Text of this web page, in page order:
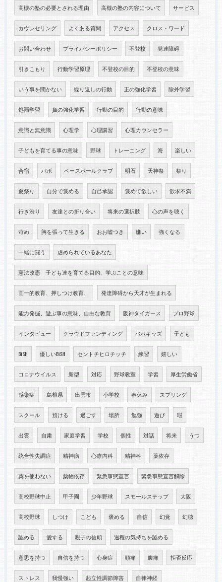
高槻の塾の必要とされる理由 高槻の塾の内容について サービス
カウンセリング よくある質問 アクセス クロス・ワード
お問い合わせ プライバシーポリシー 不登校 発達障碍
引きこもり 行動学習原理 不登校の目的 不登校の意味
いう事を聞かない 繰り返しの行動 正の強化学習 除外学習
処罰学習 負の強化学習 行動の目的 行動の意味
意識と無意識 心理学 心理講習 心理カウンセラー
子どもを育てる事の意味 野球 トレーニング 海 楽しい
合宿 バボ ベースボールクラブ 明石 天神祭 祭り
夏祭り 自分で褒める 自己承認 褒めて欲しい 欲求不満
行き渋り 友達との折り合い 将来の選択肢 心の声を聴く
苛め 胸を張って生きる おお嘘つき 嫌い 強くなる
一緒に闘う 虐められているあなた
憲法改憲 子ども達を育てる目的、学ぶことの意味
画一的教育、押しつけ教育、 発達障碍から天才が生まれる
能力発掘、遊ぶ事の意味、自由な教育 阪神タイガース プロ野球
インタビュー クラウドファンディング バボキッズ 子ども
BiSH 優しいBiSH セントチヒロチッチ 練習 嬉しい
コロナウイルス 新型 対応 野球教室 学習 厚生労働省
感染症 島根県 出雲市 小学校 春休み スプリング
スクール 預ける 過ごす 場所 勉強 遊び 暇
出雲 自粛 家庭学習 学校 個性 対話 将来 うつ
統合性失調症 精神病 心療内科 精神科 薬依存
薬を使わない 薬物依存 緊急事態宣言 緊急事態宣言解除
高校野球中止 甲子園 少年野球 スモールステップ 大阪
高校野球 しつけ こども 褒める 自信 幻覚 幻聴
認める 愛する 親子の信頼 過程の気持ちを認める
意思を持つ 自信を持つ 心身症 頭痛 腹痛 拒否反応
ストレス 我慢強い 起立性調節障害 自律神経